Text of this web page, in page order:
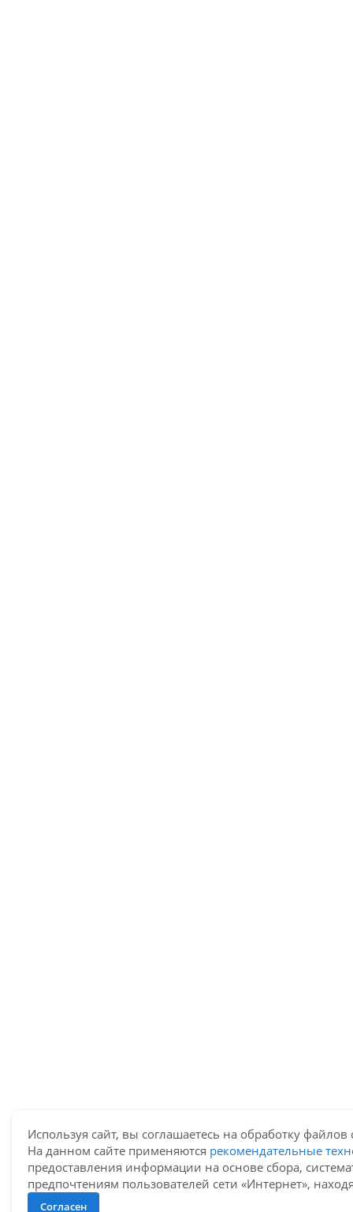
Используя сайт, вы соглашаетесь на обработку
На данном сайте применяются рекомендательные
предоставления информации на основе сбора,
предпочтениям пользователей сети «Интернет»,
Согласен